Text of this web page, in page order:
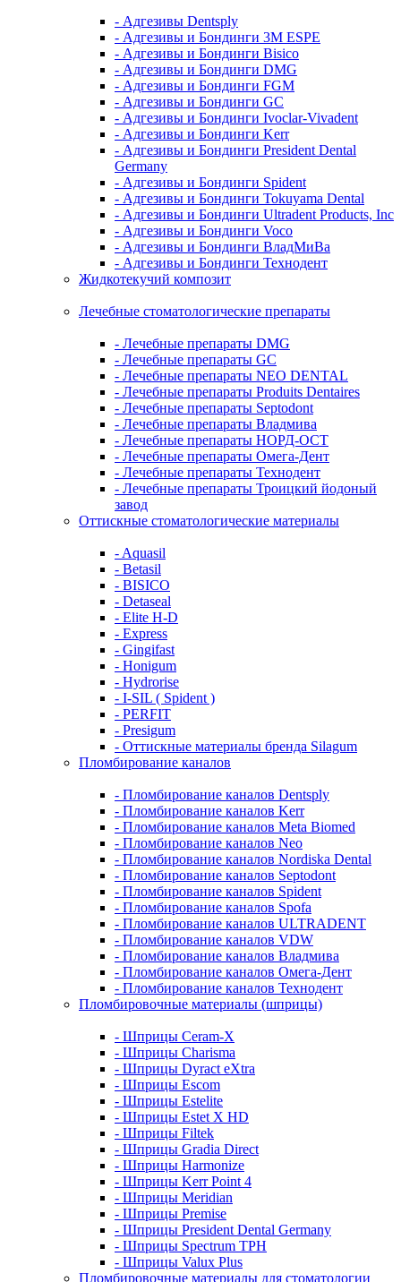
- Адгезивы Dentsply
- Адгезивы и Бондинги 3M ESPE
- Адгезивы и Бондинги Bisico
- Адгезивы и Бондинги DMG
- Адгезивы и Бондинги FGM
- Адгезивы и Бондинги GC
- Адгезивы и Бондинги Ivoclar-Vivadent
- Адгезивы и Бондинги Kerr
- Адгезивы и Бондинги President Dental
Germany
- Адгезивы и Бондинги Spident
- Адгезивы и Бондинги Tokuyama Dental
- Адгезивы и Бондинги Ultradent Products, Inc
- Адгезивы и Бондинги Voco
- Адгезивы и Бондинги ВладМиВа
- Адгезивы и Бондинги Технодент
Жидкотекучий композит
Лечебные стоматологические препараты
- Лечебные препараты DMG
- Лечебные препараты GC
- Лечебные препараты NEO DENTAL
- Лечебные препараты Produits Dentaires
- Лечебные препараты Septodont
- Лечебные препараты Владмива
- Лечебные препараты НОРД-ОСТ
- Лечебные препараты Омега-Дент
- Лечебные препараты Технодент
- Лечебные препараты Троицкий йодоный
завод
Оттискные стоматологические материалы
- Aquasil
- Betasil
- BISICO
- Detaseal
- Elite H-D
- Express
- Gingifast
- Honigum
- Hydrorise
- I-SIL ( Spident )
- PERFIT
- Presigum
- Оттискные материалы бренда Silagum
Пломбирование каналов
- Пломбирование каналов Dentsply
- Пломбирование каналов Kerr
- Пломбирование каналов Meta Biomed
- Пломбирование каналов Neo
- Пломбирование каналов Nordiska Dental
- Пломбирование каналов Septodont
- Пломбирование каналов Spident
- Пломбирование каналов Spofa
- Пломбирование каналов ULTRADENT
- Пломбирование каналов VDW
- Пломбирование каналов Владмива
- Пломбирование каналов Омега-Дент
- Пломбирование каналов Технодент
Пломбировочные материалы (шприцы)
- Шприцы Ceram-X
- Шприцы Charisma
- Шприцы Dyract eXtra
- Шприцы Escom
- Шприцы Estelite
- Шприцы Estet X HD
- Шприцы Filtek
- Шприцы Gradia Direct
- Шприцы Harmonize
- Шприцы Kerr Point 4
- Шприцы Meridian
- Шприцы Premise
- Шприцы President Dental Germany
- Шприцы Spectrum TPH
- Шприцы Valux Plus
Пломбировочные материалы для стоматологии